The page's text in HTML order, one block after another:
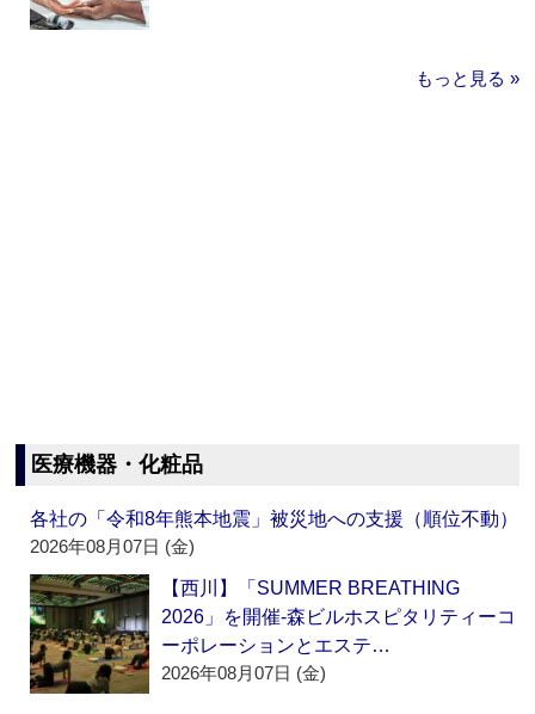
もっと見る »
医療機器・化粧品
各社の「令和8年熊本地震」被災地への支援（順位不動）
2026年08月07日 (金)
【西川】「SUMMER BREATHING
2026」を開催‐森ビルホスピタリティーコ
ーポレーションとエステ…
2026年08月07日 (金)